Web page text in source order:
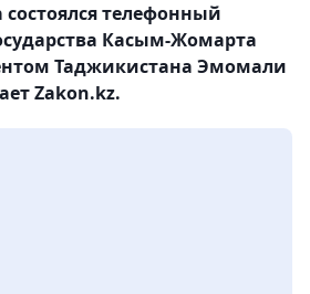
состоялся телефонный
Касым-Жомарта
Таджикистана Эмомали
Zakon.kz.